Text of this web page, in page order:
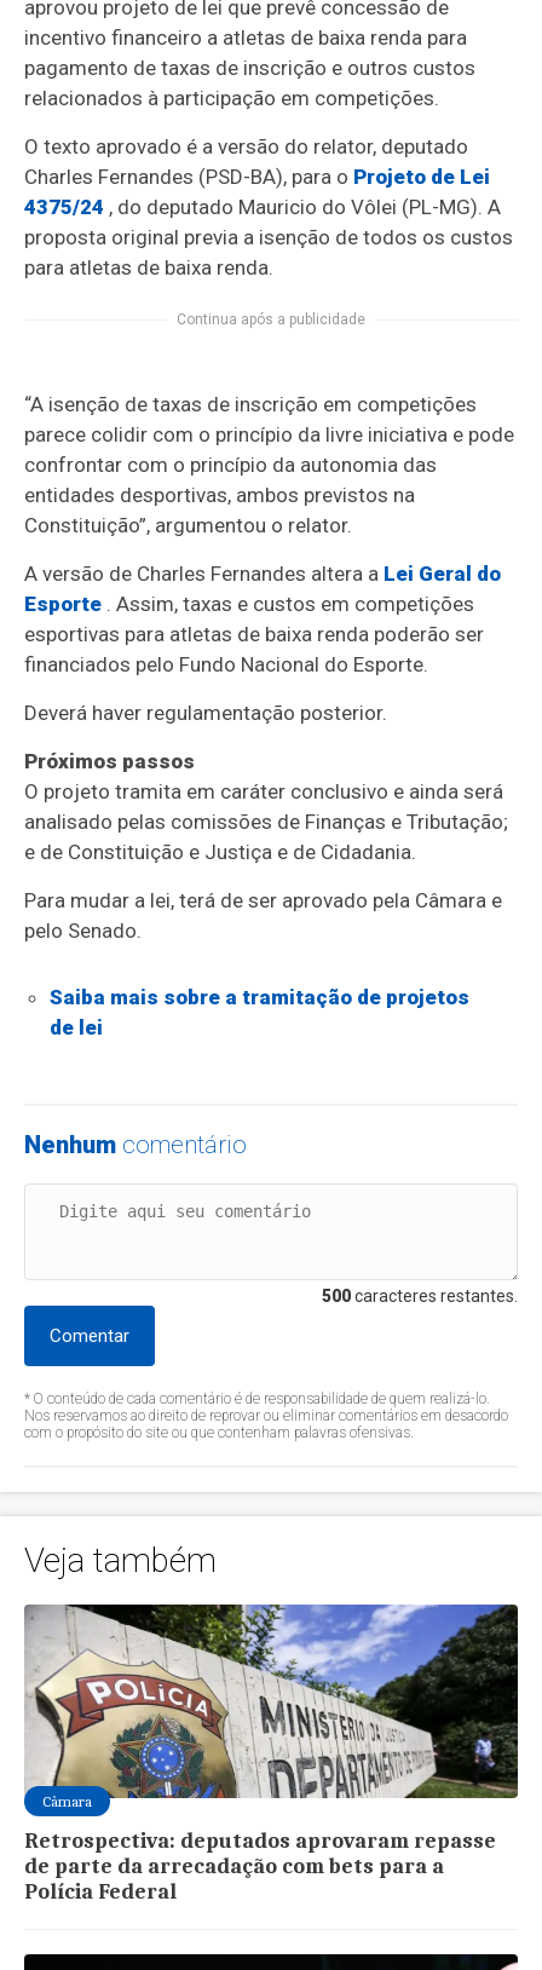
aprovou projeto de lei que prevê concessão de
incentivo financeiro a atletas de baixa renda para
pagamento de taxas de inscrição e outros custos
relacionados à participação em competições.
O texto aprovado é a versão do relator, deputado
Charles Fernandes (PSD-BA), para o Projeto de Lei
4375/24 , do deputado Mauricio do Vôlei (PL-MG). A
proposta original previa a isenção de todos os custos
para atletas de baixa renda.
Continua após a publicidade
“A isenção de taxas de inscrição em competições
parece colidir com o princípio da livre iniciativa e pode
confrontar com o princípio da autonomia das
entidades desportivas, ambos previstos na
Constituição”, argumentou o relator.
A versão de Charles Fernandes altera a Lei Geral do
Esporte . Assim, taxas e custos em competições
esportivas para atletas de baixa renda poderão ser
financiados pelo Fundo Nacional do Esporte.
Deverá haver regulamentação posterior.
Próximos passos
O projeto tramita em caráter conclusivo e ainda será
analisado pelas comissões de Finanças e Tributação;
e de Constituição e Justiça e de Cidadania.
Para mudar a lei, terá de ser aprovado pela Câmara e
pelo Senado.
Saiba mais sobre a tramitação de projetos
de lei
Nenhum comentário
500caracteres restantes.
Comentar
* O conteúdo de cada comentário é de responsabilidade de quem realizá-lo.
Nos reservamos ao direito de reprovar ou eliminar comentários em desacordo
com o propósito do site ou que contenham palavras ofensivas.
Veja também
Câmara
Retrospectiva: deputados aprovaram repasse
de parte da arrecadação com bets para a
Polícia Federal